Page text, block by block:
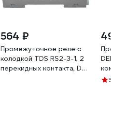
564 ₽
Промежуточное реле с
колодкой TDS RS2-3-1, 2
перекидных контакта, DC
490
MPR
5